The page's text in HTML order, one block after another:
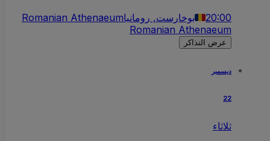
20:00 بوخارست, رومانياRomanian Athenaeum
Romanian Athenaeum
عرض التذاكر
ديسمبر
22
ثلاثاء